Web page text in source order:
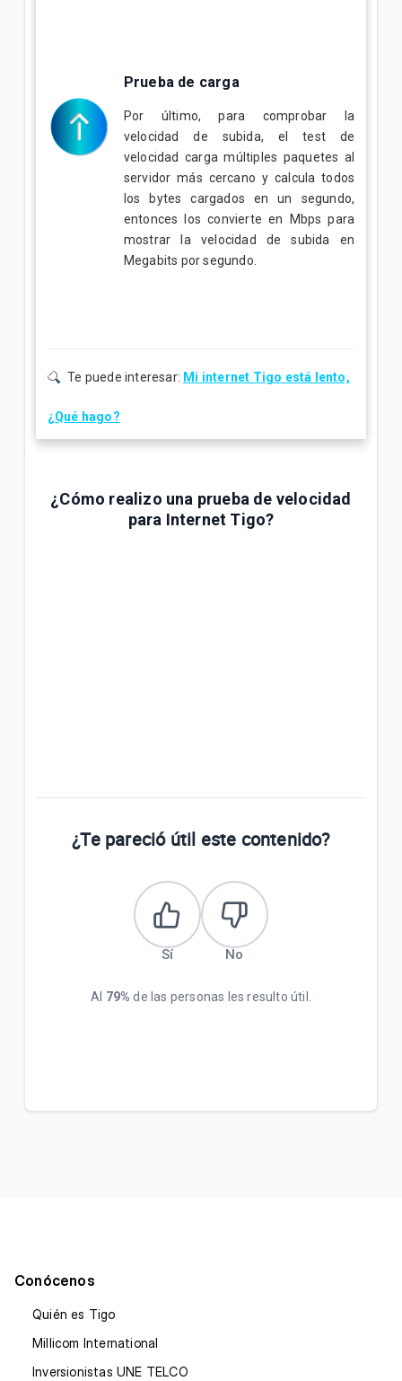
Prueba de carga
Por último, para comprobar la
velocidad de subida, el test de
velocidad carga múltiples paquetes al
servidor más cercano y calcula todos
los bytes cargados en un segundo,
entonces los convierte en Mbps para
mostrar la velocidad de subida en
Megabits por segundo.
Te puede interesar: Mi internet Tigo está lento,
¿Qué hago?
¿Cómo realizo una prueba de velocidad
para Internet Tigo?
¿Te pareció útil este contenido?
Sí No
Al 79% de las personas les resulto útil.
Conócenos
Quién es Tigo
Millicom International
Inversionistas UNE TELCO